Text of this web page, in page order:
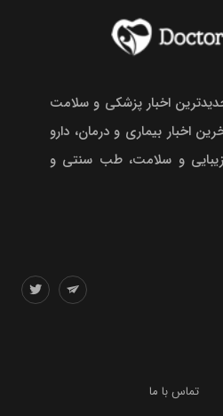
اخبار پزشکی و سلامت
اخبار بیماری و درمان، دارو
زیبایی و سلامت، طب سنتی و
تماس با ما